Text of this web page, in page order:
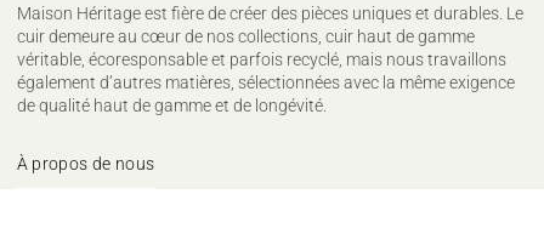
Maison Héritage est fière de créer des pièces uniques et durables. Le
cuir demeure au cœur de nos collections, cuir haut de gamme
véritable, écoresponsable et parfois recyclé, mais nous travaillons
également d’autres matières, sélectionnées avec la même exigence
de qualité haut de gamme et de longévité.
À propos de nous